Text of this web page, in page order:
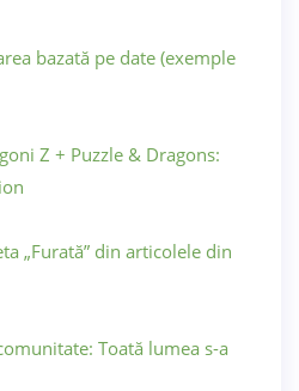
bazată pe date (exemple
Z + Puzzle & Dragons:
„Furată” din articolele din
Toată lumea s-a